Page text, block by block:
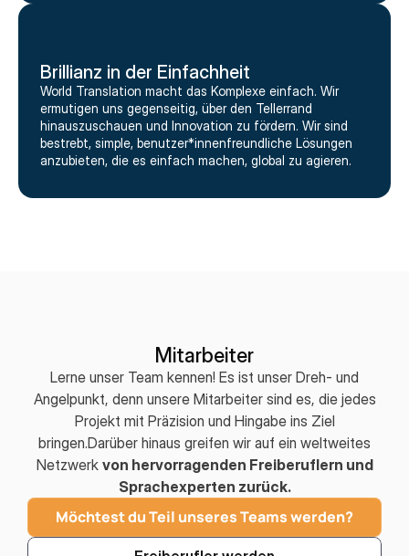
Brillianz in der Einfachheit
World Translation macht das Komplexe einfach. Wir
ermutigen uns gegenseitig, über den Tellerrand
hinauszuschauen und Innovation zu fördern. Wir sind
bestrebt, simple, benutzer*innenfreundliche Lösungen
anzubieten, die es einfach machen, global zu agieren.
Mitarbeiter
Lerne unser Team kennen! Es ist unser Dreh- und
Angelpunkt, denn unsere Mitarbeiter sind es, die jedes
Projekt mit Präzision und Hingabe ins Ziel
bringen.Darüber hinaus greifen wir auf ein weltweites
Netzwerk von hervorragenden Freiberuflern und
Sprachexperten zurück.
Möchtest du Teil unseres Teams werden?